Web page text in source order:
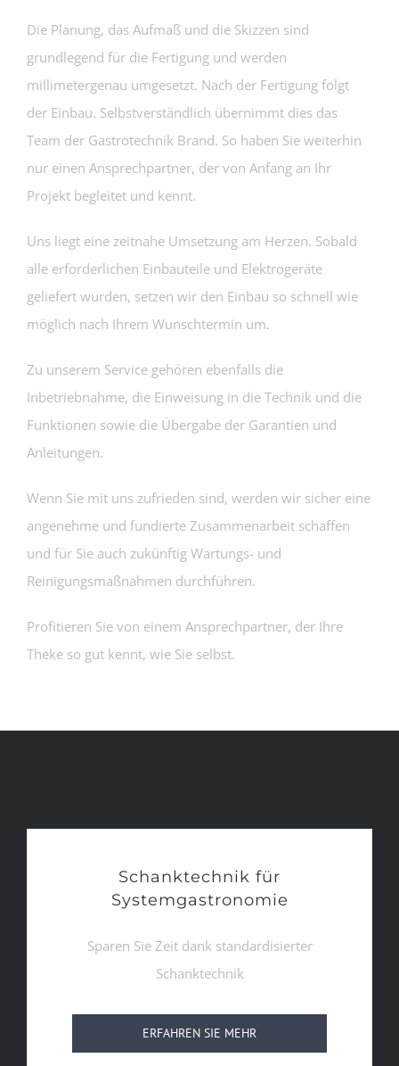
Die Planung, das Aufmaß und die Skizzen sind
grundlegend für die Fertigung und werden
millimetergenau umgesetzt. Nach der Fertigung folgt
der Einbau. Selbstverständlich übernimmt dies das
Team der Gastrotechnik Brand. So haben Sie weiterhin
nur einen Ansprechpartner, der von Anfang an Ihr
Projekt begleitet und kennt.
Uns liegt eine zeitnahe Umsetzung am Herzen. Sobald
alle erforderlichen Einbauteile und Elektrogeräte
geliefert wurden, setzen wir den Einbau so schnell wie
möglich nach Ihrem Wunschtermin um.
Zu unserem Service gehören ebenfalls die
Inbetriebnahme, die Einweisung in die Technik und die
Funktionen sowie die Übergabe der Garantien und
Anleitungen.
Wenn Sie mit uns zufrieden sind, werden wir sicher eine
angenehme und fundierte Zusammenarbeit schaffen
und für Sie auch zukünftig Wartungs- und
Reinigungsmaßnahmen durchführen.
Profitieren Sie von einem Ansprechpartner, der Ihre
Theke so gut kennt, wie Sie selbst.
Schanktechnik für
Systemgastronomie
Sparen Sie Zeit dank standardisierter
Schanktechnik
ERFAHREN SIE MEHR